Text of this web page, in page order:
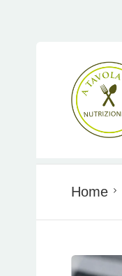
Home